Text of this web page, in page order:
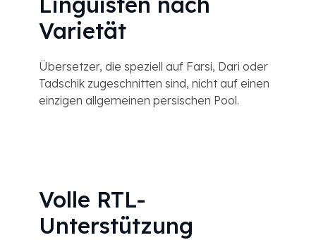
Varietät
Übersetzer, die speziell auf Farsi, Dari oder
Tadschik zugeschnitten sind, nicht auf einen
einzigen allgemeinen persischen Pool.
Volle RTL-
Unterstützung